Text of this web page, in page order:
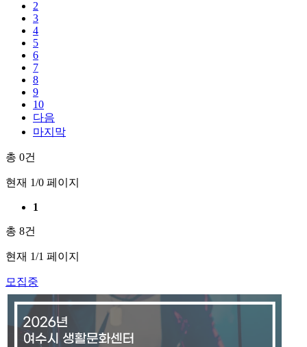
2
3
4
5
6
7
8
9
10
다음
마지막
총 0건
현재 1/0 페이지
1
총 8건
현재 1/1 페이지
모집중